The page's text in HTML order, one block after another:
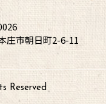
庄市朝日町2-6-11
Reserved